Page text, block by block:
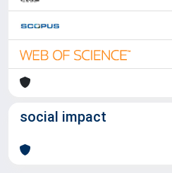
social impact